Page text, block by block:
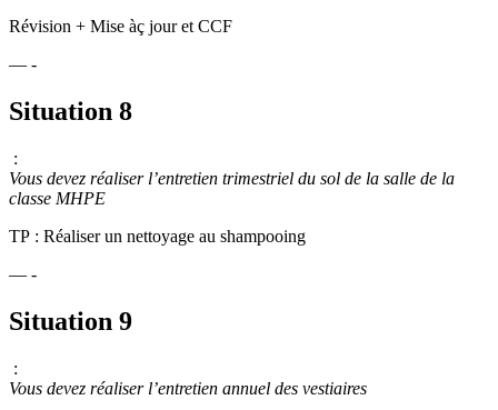
Révision + Mise àç jour et CCF
— -
Situation 8
:
Vous devez réaliser l’entretien trimestriel du sol de la salle de la
classe MHPE
TP : Réaliser un nettoyage au shampooing
— -
Situation 9
:
Vous devez réaliser l’entretien annuel des vestiaires